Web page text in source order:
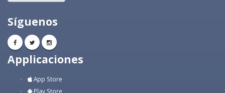
Síguenos
Applicaciones
App Store
Play Store